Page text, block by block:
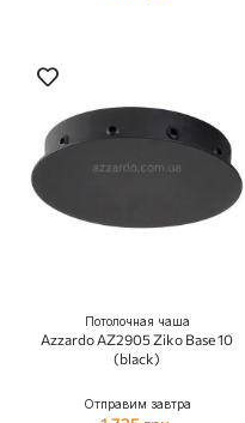
Потолочная чаша
Azzardo AZ2905 Ziko Base 10
(black)
Отправим завтра